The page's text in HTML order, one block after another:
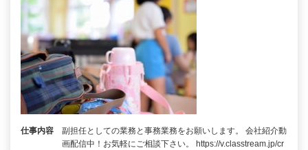
仕事内容
副担任としての業務と事務業務をお願いします。 会社紹介動
画配信中！お気軽にご相談下さい。 https://v.classtream.jp/cr